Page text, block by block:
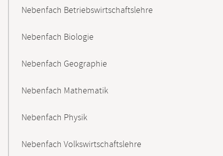
Nebenfach Betriebswirtschaftslehre
Nebenfach Biologie
Nebenfach Geographie
Nebenfach Mathematik
Nebenfach Physik
Nebenfach Volkswirtschaftslehre